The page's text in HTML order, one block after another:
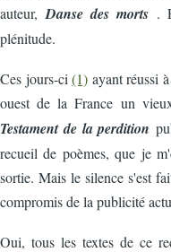
auteur,Danse des morts .
plénitude.
Ces jours-ci(1) ayant réussi
ouest de la France un
Testament de la perdition
recueil de poèmes, que je
sortie. Mais le silence s'est
compromis de la publicité
Oui, tous les textes de ce